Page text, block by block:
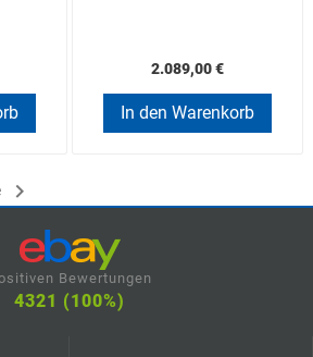
2.089,00 €
In den Warenkorb

Bewertungen
4321 (100%)